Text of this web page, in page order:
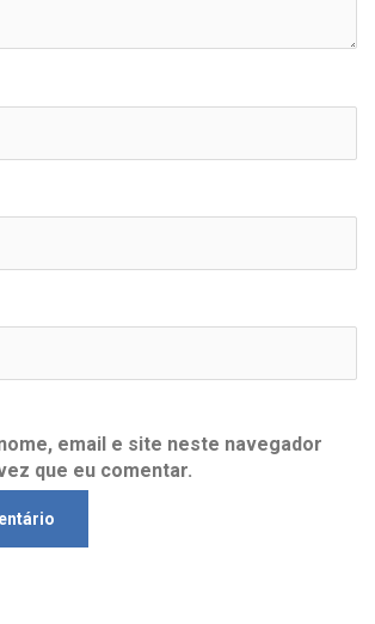
email e site neste navegador
que eu comentar.